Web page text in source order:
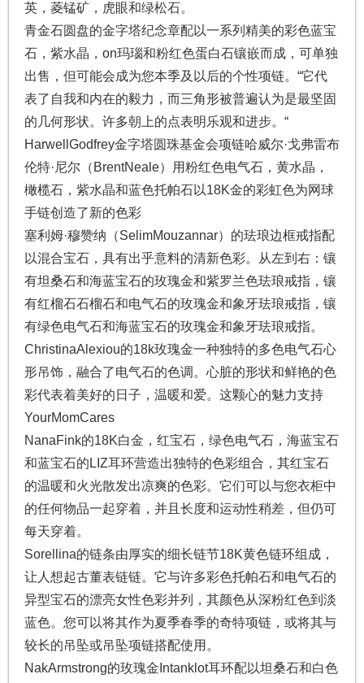
英，菱锰矿，虎眼和绿松石。
青金石圆盘的金字塔纪念章配以一系列精美的彩色蓝宝
石，紫水晶，on玛瑙和粉红色蛋白石镶嵌而成，可单独
出售，但可能会成为您本季及以后的个性项链。“它代
表了自我和内在的毅力，而三角形被普遍认为是最坚固
的几何形状。许多朝上的点表明乐观和进步。“
HarwellGodfrey金字塔圆珠基金会项链哈威尔·戈弗雷布
伦特·尼尔（BrentNeale）用粉红色电气石，黄水晶，
橄榄石，紫水晶和蓝色托帕石以18K金的彩虹色为网球
手链创造了新的色彩
塞利姆·穆赞纳（SelimMouzannar）的珐琅边框戒指配
以混合宝石，具有出乎意料的清新色彩。从左到右：镶
有坦桑石和海蓝宝石的玫瑰金和紫罗兰色珐琅戒指，镶
有红榴石石榴石和电气石的玫瑰金和象牙珐琅戒指，镶
有绿色电气石和海蓝宝石的玫瑰金和象牙珐琅戒指。
ChristinaAlexiou的18k玫瑰金一种独特的多色电气石心
形吊饰，融合了电气石的色调。心脏的形状和鲜艳的色
彩代表着美好的日子，温暖和爱。这颗心的魅力支持
YourMomCares
NanaFink的18K白金，红宝石，绿色电气石，海蓝宝石
和蓝宝石的LIZ耳环营造出独特的色彩组合，其红宝石
的温暖和火光散发出凉爽的色彩。它们可以与您衣柜中
的任何物品一起穿着，并且长度和运动性稍差，但仍可
每天穿着。
Sorellina的链条由厚实的细长链节18K黄色链环组成，
让人想起古董表链链。它与许多彩色托帕石和电气石的
异型宝石的漂亮女性色彩并列，其颜色从深粉红色到淡
蓝色。您可以将其作为夏季春季的奇特项链，或将其与
较长的吊坠或吊坠项链搭配使用。
NakArmstrong的玫瑰金Intanklot耳环配以坦桑石和白色